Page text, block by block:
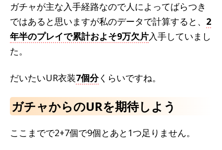
ガチャが主な入手経路なので人によってばらつき
ではあると思いますが私のデータで計算すると、 2
年半のプレイで累計およそ9万欠片入手していまし
た。
だいたいUR衣装7個分くらいですね。
ガチャからのURを期待しよう
ここまでで2+7個で9個とあと1つ足りません。